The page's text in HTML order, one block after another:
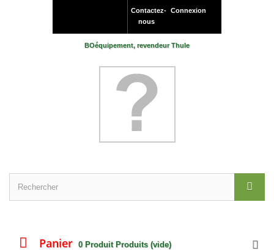
Connexion
Contactez-
nous
BOéquipement, revendeur Thule
Panier 0 Produit Produits (vide)